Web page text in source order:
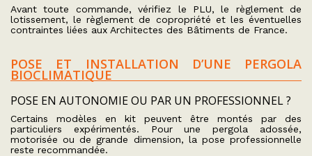
Avant toute commande, vérifiez le PLU, le règlement de
lotissement, le règlement de copropriété et les éventuelles
contraintes liées aux Architectes des Bâtiments de France.
POSE ET INSTALLATION D’UNE PERGOLA
BIOCLIMATIQUE
POSE EN AUTONOMIE OU PAR UN PROFESSIONNEL ?
Certains modèles en kit peuvent être montés par des
particuliers expérimentés. Pour une pergola adossée,
motorisée ou de grande dimension, la pose professionnelle
reste recommandée.